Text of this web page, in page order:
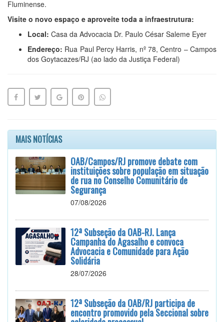
Fluminense.
Visite o novo espaço e aproveite toda a infraestrutura:
Local: Casa da Advocacia Dr. Paulo César Saleme Eyer
Endereço: Rua Paul Percy Harris, nº 78, Centro – Campos
dos Goytacazes/RJ (ao lado da Justiça Federal)
MAIS NOTÍCIAS
OAB/Campos/RJ promove debate com
instituições sobre população em situação
de rua no Conselho Comunitário de
Segurança
07/08/2026
12ª Subseção da OAB-RJ. Lança
Campanha do Agasalho e convoca
Advocacia e Comunidade para Ação
Solidária
28/07/2026
12ª Subseção da OAB/RJ participa de
encontro promovido pela Seccional sobre